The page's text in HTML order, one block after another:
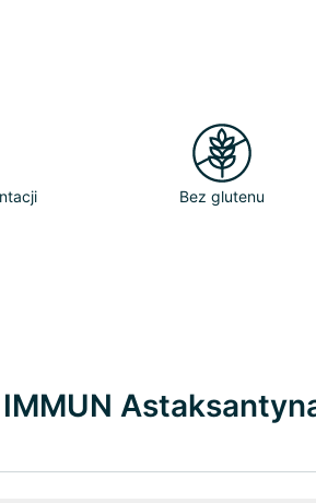
Bez glutenu